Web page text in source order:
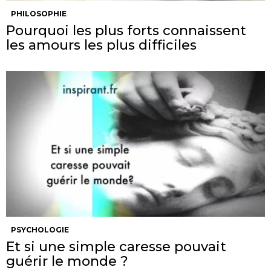
PHILOSOPHIE
Pourquoi les plus forts connaissent
les amours les plus difficiles
PSYCHOLOGIE
Et si une simple caresse pouvait
guérir le monde ?